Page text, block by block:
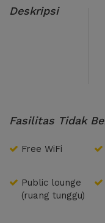
Deskripsi
Fasilitas Tidak
Free WiFi
Public lounge
(ruang tunggu)